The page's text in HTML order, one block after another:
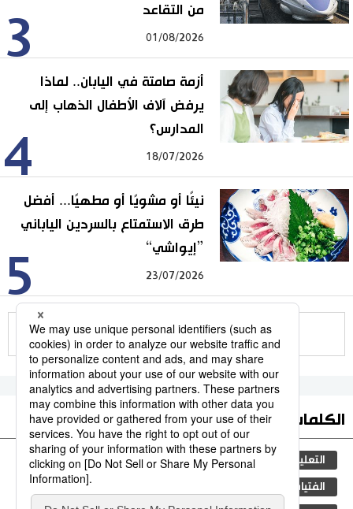
3
من التقاعد
01/08/2026
4
أزمة صامتة في اليابان.. لماذا
يرفض آلاف الأطفال الذهاب إلى
المدارس؟
18/07/2026
5
نيئًا أو مشويًا أو مطهيًا... أفضل
طرق الاستمتاع بالسردين الياباني
”إيواشي“
23/07/2026
للمزيد
الكلمات الأكثر بحثا
التعليم الياباني مجتمع الجنس طوكيو
الفتيات فن